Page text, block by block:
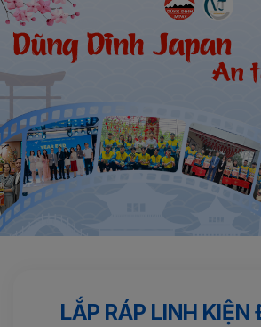
LẮP RÁP LINH KIỆN